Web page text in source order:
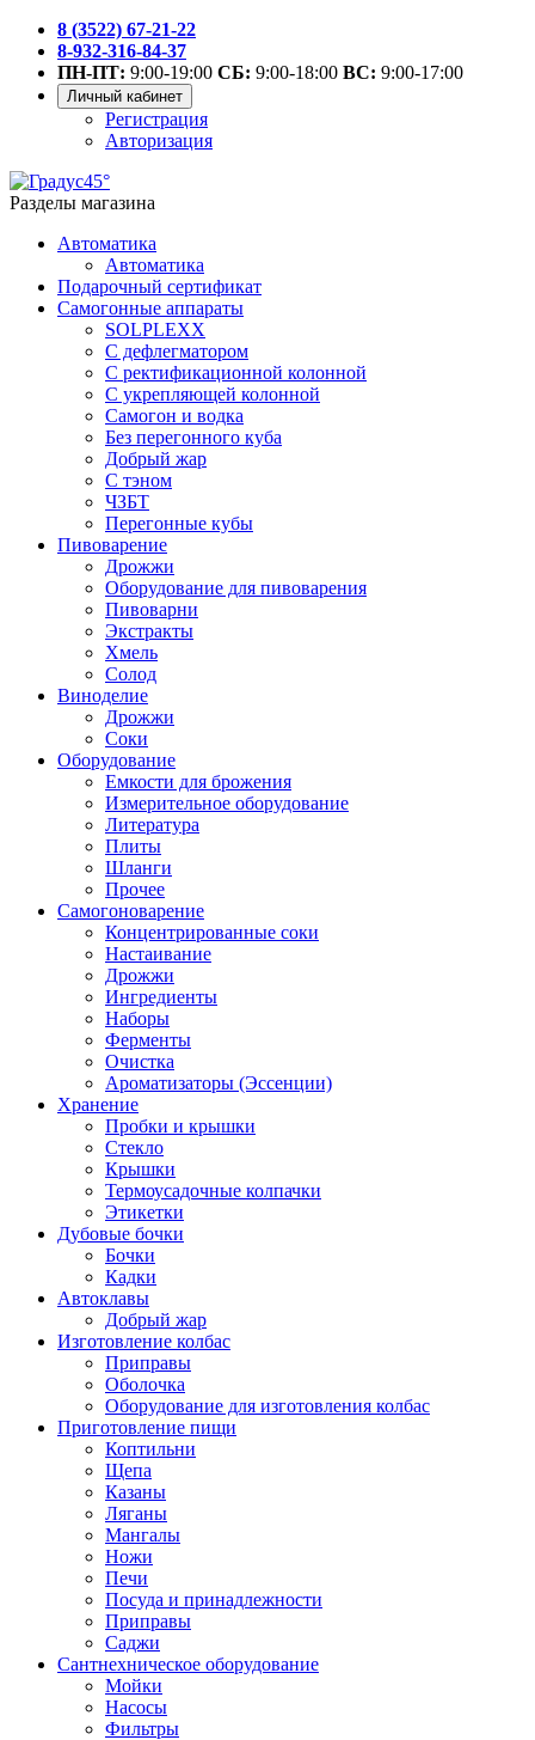
8 (3522) 67-21-22
8-932-316-84-37
ПН-ПТ: 9:00-19:00 СБ: 9:00-18:00 ВС: 9:00-17:00
Личный кабинет
Регистрация
Авторизация
Разделы магазина
Автоматика
Автоматика
Подарочный сертификат
Самогонные аппараты
SOLPLEXX
С дефлегматором
С ректификационной колонной
С укрепляющей колонной
Самогон и водка
Без перегонного куба
Добрый жар
С тэном
ЧЗБТ
Перегонные кубы
Пивоварение
Дрожжи
Оборудование для пивоварения
Пивоварни
Экстракты
Хмель
Солод
Виноделие
Дрожжи
Соки
Оборудование
Емкости для брожения
Измерительное оборудование
Литература
Плиты
Шланги
Прочее
Самогоноварение
Концентрированные соки
Настаивание
Дрожжи
Ингредиенты
Наборы
Ферменты
Очистка
Ароматизаторы (Эссенции)
Хранение
Пробки и крышки
Стекло
Крышки
Термоусадочные колпачки
Этикетки
Дубовые бочки
Бочки
Кадки
Автоклавы
Добрый жар
Изготовление колбас
Приправы
Оболочка
Оборудование для изготовления колбас
Приготовление пищи
Коптильни
Щепа
Казаны
Ляганы
Мангалы
Ножи
Печи
Посуда и принадлежности
Приправы
Саджи
Сантнехническое оборудование
Мойки
Насосы
Фильтры